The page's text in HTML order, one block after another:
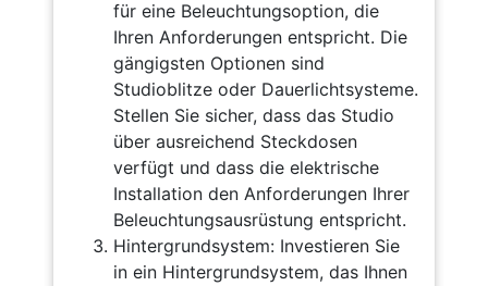
für eine Beleuchtungsoption, die
Ihren Anforderungen entspricht. Die
gängigsten Optionen sind
Studioblitze oder Dauerlichtsysteme.
Stellen Sie sicher, dass das Studio
über ausreichend Steckdosen
verfügt und dass die elektrische
Installation den Anforderungen Ihrer
Beleuchtungsausrüstung entspricht.
Hintergrundsystem: Investieren Sie
in ein Hintergrundsystem, das Ihnen